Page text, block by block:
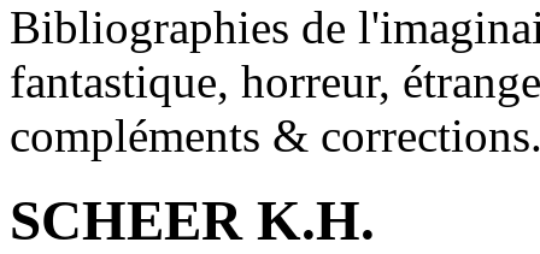
Bibliographies de
fantastique, horreur,
compléments &
SCHEER K.H.